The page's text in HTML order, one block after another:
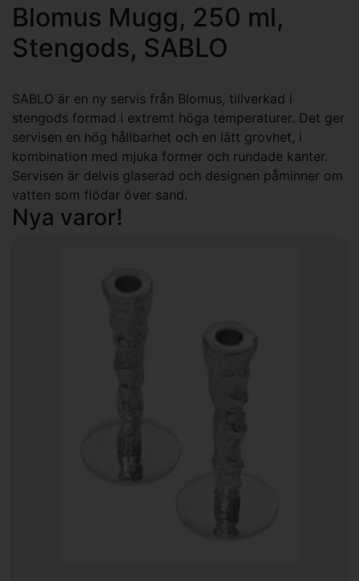
Blomus Mugg, 250 ml,
Stengods, SABLO
SABLO är en ny servis från Blomus, tillverkad i
stengods formad i extremt höga temperaturer. Det ger
servisen en hög hållbarhet och en lätt grovhet, i
kombination med mjuka former och rundade kanter.
Servisen är delvis glaserad och designen påminner om
vatten som flödar över sand.
Nya varor!